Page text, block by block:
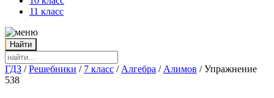
11 класс
ГДЗ / Решебники / 7 класс / Алгебра / Алимов / Упражнение
538